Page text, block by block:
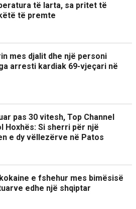
të larta, sa pritet të
të premte
mes djalit dhe një personi
arresti kardiak 69-vjeçari në
pas 30 vitesh, Top Channel
Hoxhës: Si sherri për një
e dy vëllezërve në Patos
e fshehur mes bimësisë
edhe një shqiptar